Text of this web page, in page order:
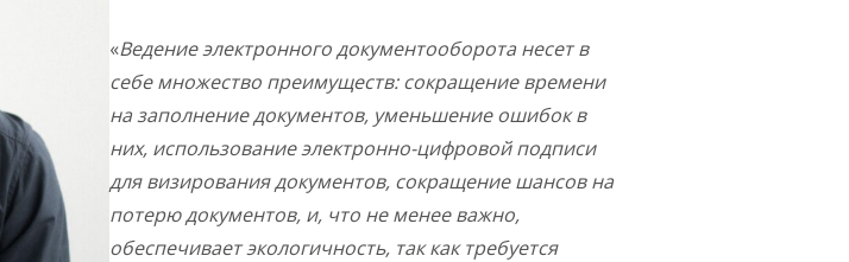
«Ведение электронного документооборота несет в
себе множество преимуществ: сокращение времени
на заполнение документов, уменьшение ошибок в
них, использование электронно-цифровой подписи
для визирования документов, сокращение шансов на
потерю документов, и, что не менее важно,
обеспечивает экологичность, так как требуется